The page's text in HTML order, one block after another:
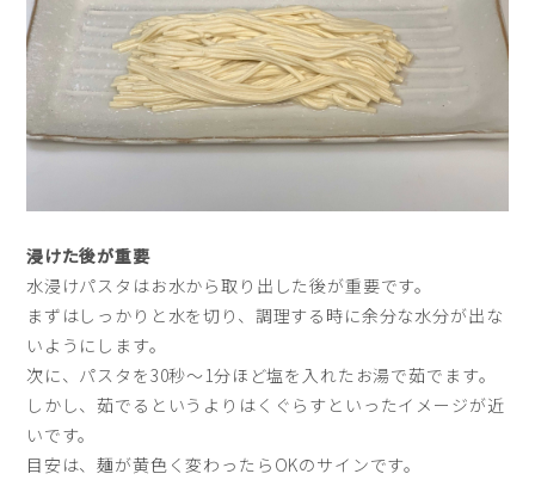
浸けた後が重要
水浸けパスタはお水から取り出した後が重要です。
まずはしっかりと水を切り、調理する時に余分な水分が出な
いようにします。
次に、パスタを30秒～1分ほど塩を入れたお湯で茹でます。
しかし、茹でるというよりはくぐらすといったイメージが近
いです。
目安は、麺が黄色く変わったらOKのサインです。